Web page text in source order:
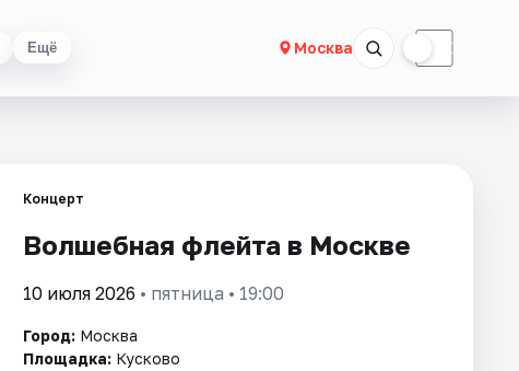
Ещё Москва ☾
Концерт
Волшебная флейта в Москве
10 июля 2026 • пятница • 19:00
Город: Москва
Площадка: Кусково